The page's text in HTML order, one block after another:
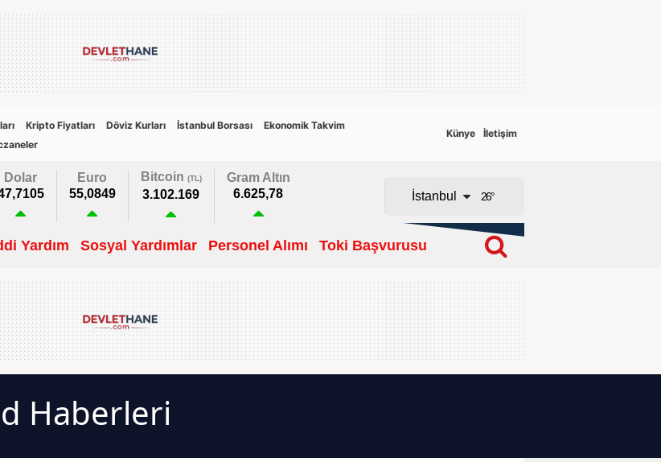
Kripto Fiyatları Döviz Kurları İstanbul Borsası
Ekonomik Takvim
Künye İletişim
Dolar
Euro
55,0849
Bitcoin (TL)
3.102.169
Gram Altın
6.625,78
İstanbul
Adana
Adıyaman
Artvin
Aydın
Balıkesir
Bilecik
26°
Yardım Sosyal Yardımlar Personel Alımı Toki Başvurusu
Haberleri